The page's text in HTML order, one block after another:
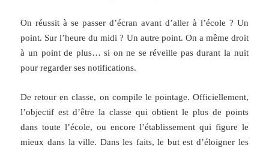
On réussit à se passer d’écran avant d’aller à l’école ? Un
point. Sur l’heure du midi ? Un autre point. On a même droit
à un point de plus… si on ne se réveille pas durant la nuit
pour regarder ses notifications.
De retour en classe, on compile le pointage. Officiellement,
l’objectif est d’être la classe qui obtient le plus de points
dans toute l’école, ou encore l’établissement qui figure le
mieux dans la ville. Dans les faits, le but est d’éloigner les